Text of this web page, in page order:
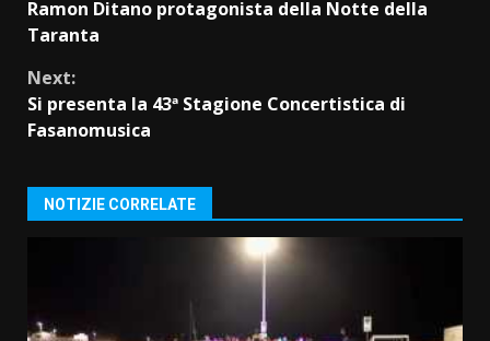
Reading
Ramon Ditano protagonista della Notte della
Taranta
Next:
Si presenta la 43ª Stagione Concertistica di
Fasanomusica
NOTIZIE CORRELATE